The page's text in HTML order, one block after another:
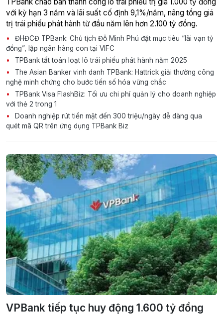
với kỳ hạn 3 năm và lãi suất cố định 9,1%/năm, nâng tổng giá
trị trái phiếu phát hành từ đầu năm lên hơn 2.100 tỷ đồng.
ĐHĐCĐ TPBank: Chủ tịch Đỗ Minh Phú đặt mục tiêu “lãi vạn tỷ
đồng”, lập ngân hàng con tại VIFC
TPBank tất toán loạt lô trái phiếu phát hành năm 2025
The Asian Banker vinh danh TPBank: Hattrick giải thưởng công
nghệ minh chứng cho bước tiến số hóa vững chắc
TPBank Visa FlashBiz: Tối ưu chi phí quản lý cho doanh nghiệp
với thẻ 2 trong 1
Doanh nghiệp rút tiền mặt đến 300 triệu/ngày dễ dàng qua
quét mã QR trên ứng dụng TPBank Biz
VPBank tiếp tục huy động 1.600 tỷ đồng